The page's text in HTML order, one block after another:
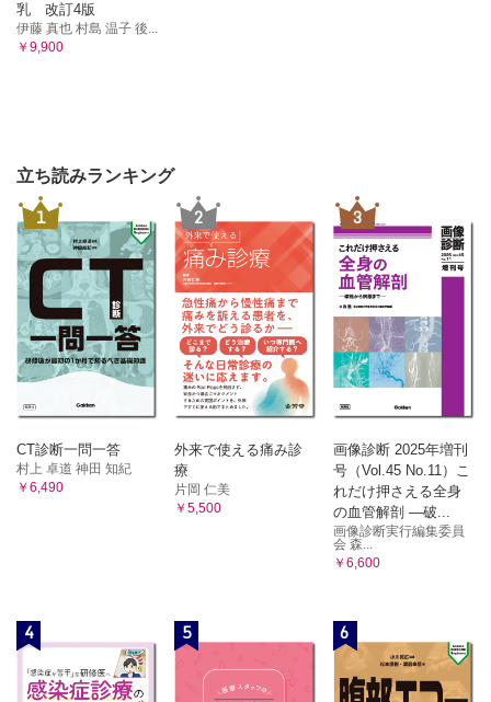
乳 改訂4版
伊藤 真也 村島 温子 後...
￥9,900
立ち読みランキング
1
CT診断一問一答
村上 卓道 神田 知紀
￥6,490
2
外来で使える痛み診
療
片岡 仁美
￥5,500
3
画像診断 2025年増刊
号（Vol.45 No.11）こ
れだけ押さえる全身
の血管解剖 ―破...
画像診断実行編集委員
会 森...
￥6,600
4 5 6